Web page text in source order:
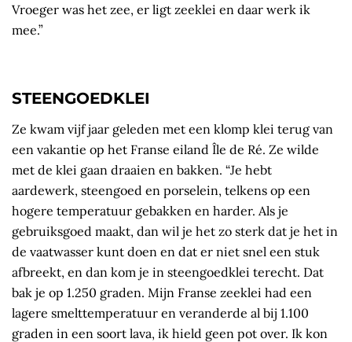
Vroeger was het zee, er ligt zeeklei en daar werk ik
mee.”
STEENGOEDKLEI
Ze kwam vijf jaar geleden met een klomp klei terug van
een vakantie op het Franse eiland Île de Ré. Ze wilde
met de klei gaan draaien en bakken. “Je hebt
aardewerk, steengoed en porselein, telkens op een
hogere temperatuur gebakken en harder. Als je
gebruiksgoed maakt, dan wil je het zo sterk dat je het in
de vaatwasser kunt doen en dat er niet snel een stuk
afbreekt, en dan kom je in steengoedklei terecht. Dat
bak je op 1.250 graden. Mijn Franse zeeklei had een
lagere smelttemperatuur en veranderde al bij 1.100
graden in een soort lava, ik hield geen pot over. Ik kon